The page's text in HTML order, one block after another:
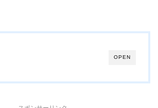
OPEN